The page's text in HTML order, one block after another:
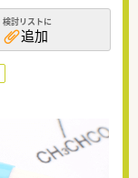
検討リストに
追加